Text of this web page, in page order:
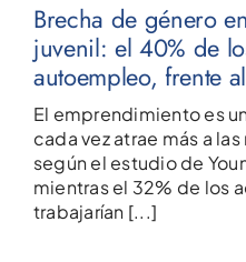
Brecha de género
juvenil: el 40% de
autoempleo, frente
El emprendimiento es
cada vez atrae más a
según el estudio de
mientras el 32% de los
trabajarían [...]